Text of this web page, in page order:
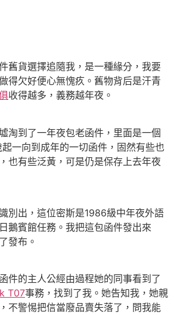
貨選擇追隨我，是一種緣分，我要
得欠好便心無愧疚。舊物背后是汗青
收得越多，義務越年夜。
到了一年夜包老函件，里面是一個
一向到成年的一切函件，固然有些也
也有些泛黃，可是仍是保存上去年夜
出，這位密斯是1986級中年夜外語
鵝賓館任務。我把這包函件發出來
發布。
的主人公經由過程她的同事看到了
T07事務，找到了我。她告知我，她親
不警惕把信當廢品賣失落了，問我能